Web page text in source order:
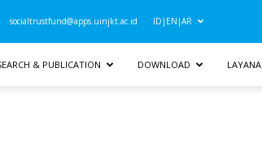
socialtrustfund@apps.uinjkt.ac.id ID|EN|AR
& PUBLICATION DOWNLOAD